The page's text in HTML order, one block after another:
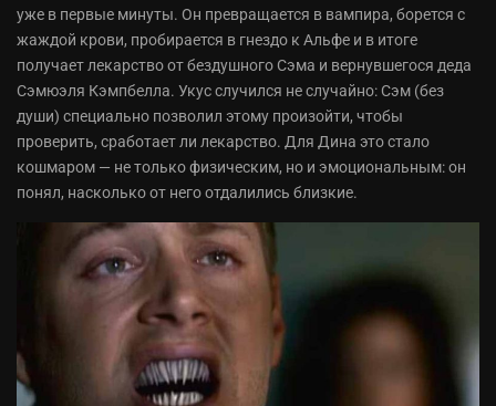
уже в первые минуты. Он превращается в вампира, борется с
жаждой крови, пробирается в гнездо к Альфе и в итоге
получает лекарство от бездушного Сэма и вернувшегося деда
Сэмюэля Кэмпбелла. Укус случился не случайно: Сэм (без
души) специально позволил этому произойти, чтобы
проверить, сработает ли лекарство. Для Дина это стало
кошмаром — не только физическим, но и эмоциональным: он
понял, насколько от него отдалились близкие.